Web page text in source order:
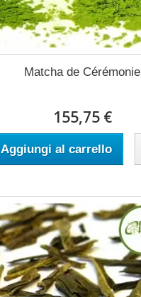
Matcha de Cérémonie
155,75 €
Aggiungi al carrello